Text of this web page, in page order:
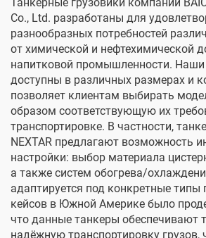
Co., Ltd. разработаны для
разнообразных потребностей
от химической и нефтехимической
напитковой промышленности.
доступны в различных размерах и
позволяет клиентам выбирать
образом соответствующую их
транспортировке. В частности,
NEXTAR предлагают возможность
настройки: выбор материала
а также систем обогрева/
адаптируется под конкретные типы
кейсов в Южной Америке было
что данные танкеры обеспечивают
надёжную транспортировку грузов,